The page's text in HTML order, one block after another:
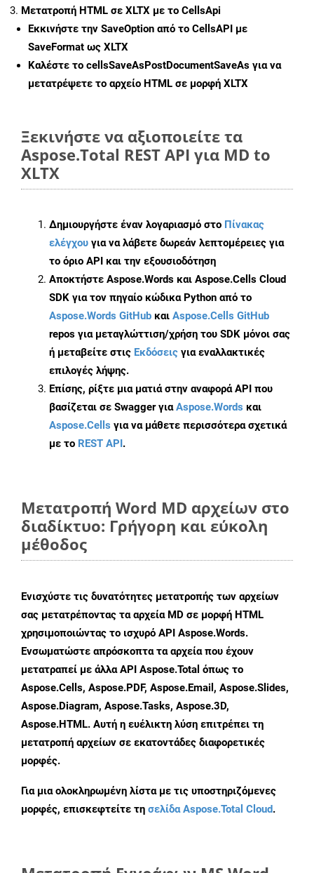
Μετατροπή HTML σε XLTX με το CellsApi
Εκκινήστε την SaveOption από το CellsAPI με
SaveFormat ως XLTX
Καλέστε το cellsSaveAsPostDocumentSaveAs για να
μετατρέψετε το αρχείο HTML σε μορφή XLTX
Ξεκινήστε να αξιοποιείτε τα
Aspose.Total REST API για MD to
XLTX
Δημιουργήστε έναν λογαριασμό στο Πίνακας
ελέγχου για να λάβετε δωρεάν λεπτομέρειες για
το όριο API και την εξουσιοδότηση
Αποκτήστε Aspose.Words και Aspose.Cells Cloud
SDK για τον πηγαίο κώδικα Python από το
Aspose.Words GitHub και Aspose.Cells GitHub
repos για μεταγλώττιση/χρήση του SDK μόνοι σας
ή μεταβείτε στις Εκδόσεις για εναλλακτικές
επιλογές λήψης.
Επίσης, ρίξτε μια ματιά στην αναφορά API που
βασίζεται σε Swagger γιαAspose.Words και
Aspose.Cells για να μάθετε περισσότερα σχετικά
με το REST API.
Μετατροπή Word MD αρχείων στο
διαδίκτυο: Γρήγορη και εύκολη
μέθοδος
Ενισχύστε τις δυνατότητες μετατροπής των αρχείων
σας μετατρέποντας τα αρχεία MD σε μορφή HTML
χρησιμοποιώντας το ισχυρό API Aspose.Words.
Ενσωματώστε απρόσκοπτα τα αρχεία που έχουν
μετατραπεί με άλλα API Aspose.Total όπως το
Aspose.Cells, Aspose.PDF, Aspose.Email, Aspose.Slides,
Aspose.Diagram, Aspose.Tasks, Aspose.3D,
Aspose.HTML. Αυτή η ευέλικτη λύση επιτρέπει τη
μετατροπή αρχείων σε εκατοντάδες διαφορετικές
μορφές.
Για μια ολοκληρωμένη λίστα με τις υποστηριζόμενες
μορφές, επισκεφτείτε τη σελίδα Aspose.Total Cloud.